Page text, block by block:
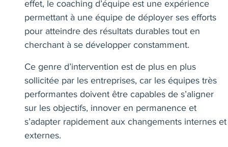
effet, le coaching d’équipe est une expérience
permettant à une équipe de déployer ses efforts
pour atteindre des résultats durables tout en
cherchant à se développer constamment.
Ce genre d’intervention est de plus en plus
sollicitée par les entreprises, car les équipes très
performantes doivent être capables de s’aligner
sur les objectifs, innover en permanence et
s’adapter rapidement aux changements internes et
externes.